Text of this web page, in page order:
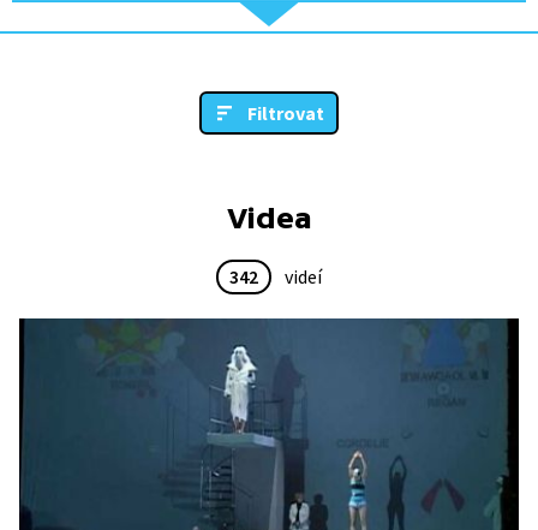
Filtrovat
Videa
342 videí